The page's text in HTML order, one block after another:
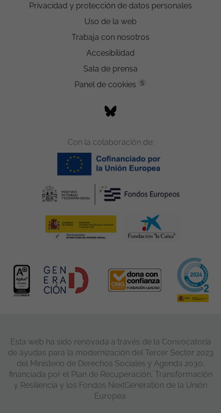
Privacidad y protección de datos personales
Uso de la web
Trabaja con nosotros
Accesibilidad
Sala de prensa
Panel de cookies
5
Con la colaboración de:
Esta web ha sido renovada a través de la Convocatoria
de ayudas para la modernización del Tercer Sector 2023
del Ministerio de Derechos Sociales y Agenda 2030,
financiada por el Plan de Recuperación, Transformación
y Resiliencia y los Fondos NextGeneration de la Unión
Europea.